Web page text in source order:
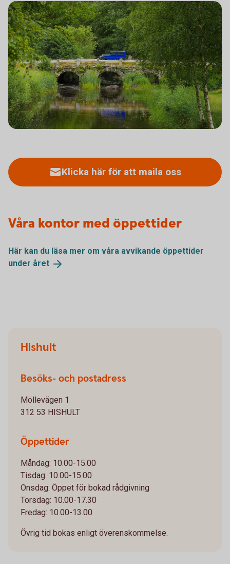
Klicka här för att maila oss
Våra kontor med öppettider
Här kan du läsa mer om våra avvikande öppettider
under året
Hishult
Besöks- och postadress
Möllevägen 1
312 53 HISHULT
Öppettider
Måndag: 10.00-15.00
Tisdag: 10.00-15.00
Onsdag: Öppet för bokad rådgivning
Torsdag: 10.00-17.30
Fredag: 10.00-13.00
Övrig tid bokas enligt överenskommelse.